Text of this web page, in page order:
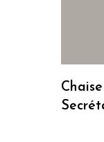
Chaise